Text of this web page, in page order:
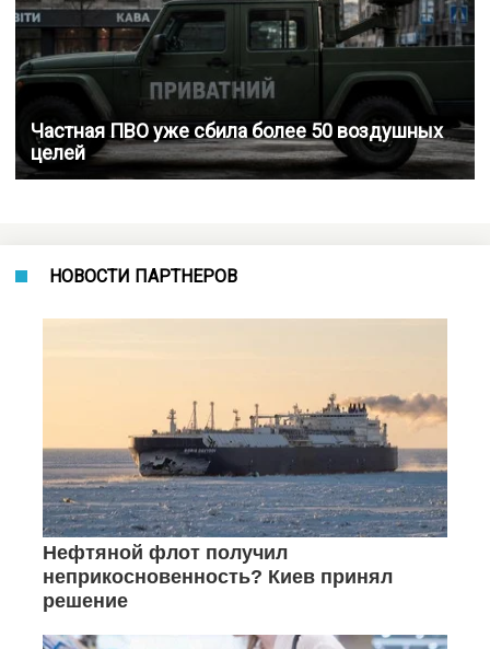
Частная ПВО уже сбила более 50 воздушных
целей
НОВОСТИ ПАРТНЕРОВ